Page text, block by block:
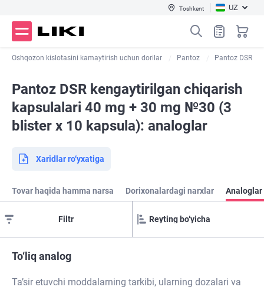
Toshkent UZ
Oshqozon kislotasini kamaytirish uchun dorilar Pantoz Pantoz DSR
Pantoz DSR kengaytirilgan chiqarish
kapsulalari 40 mg + 30 mg №30 (3
blister х 10 kapsula): analoglar
Xaridlar ro‘yxatiga
Tovar haqida hamma narsa Dorixonalardagi narxlar Analoglar
Filtr
To‘liq analog
Ta’sir etuvchi moddalarning tarkibi, ularning dozalari va